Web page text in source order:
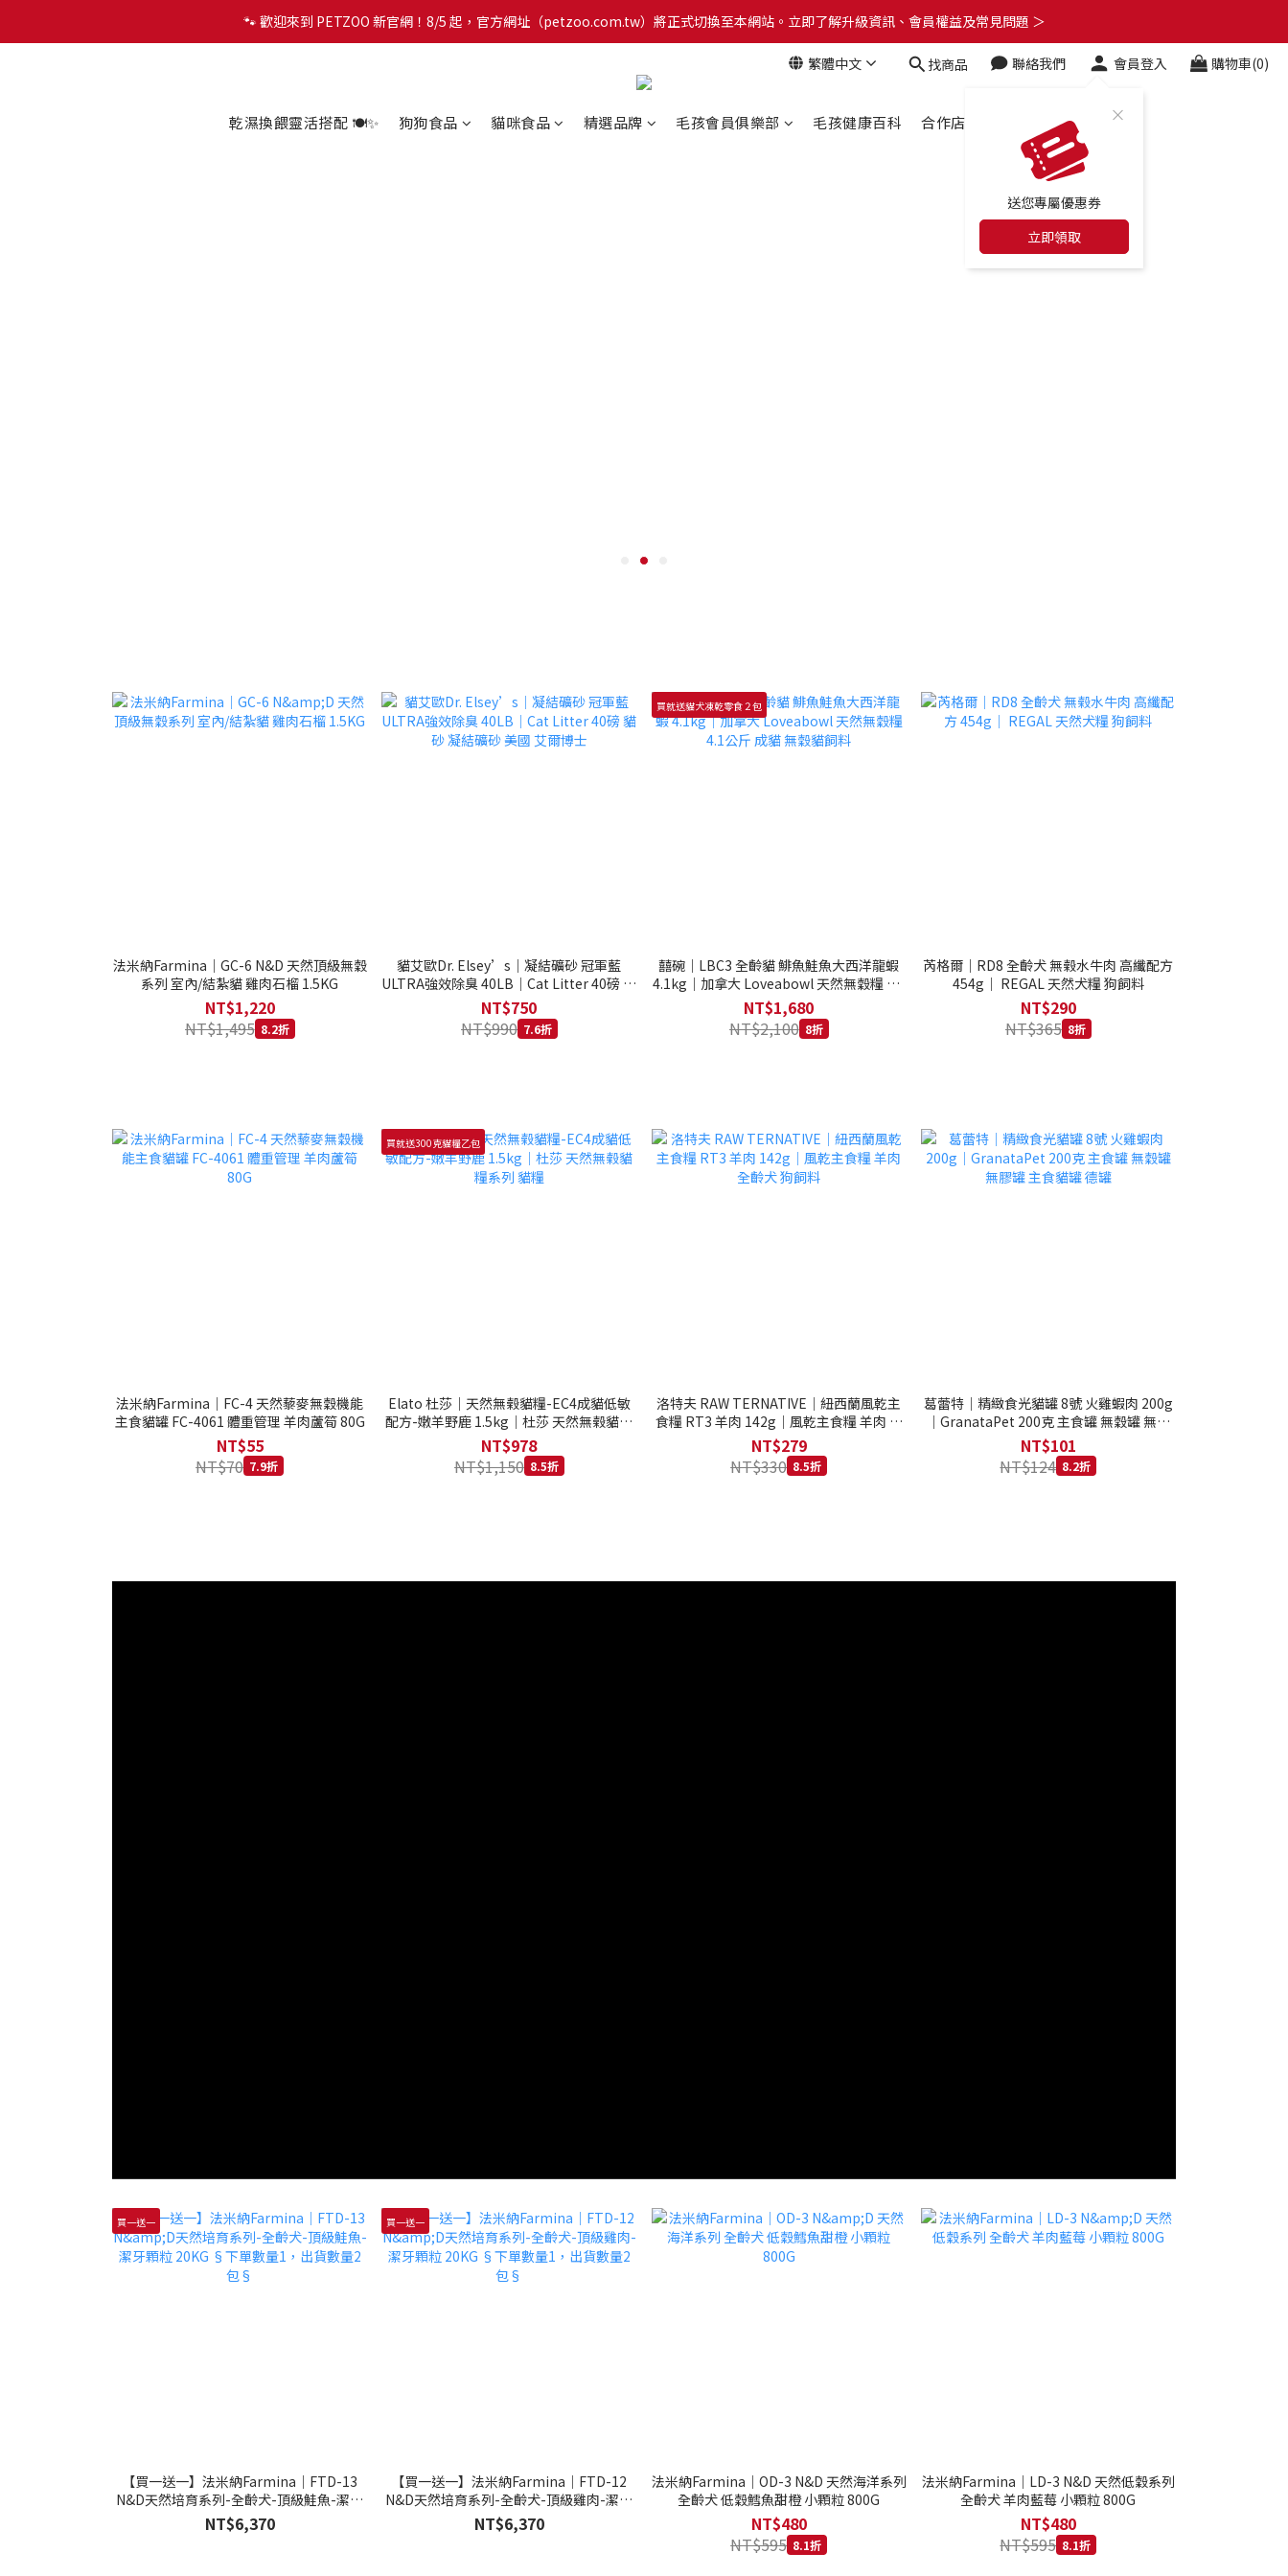
🐾 歡迎來到 PETZOO 新官網！8/5 起，官方網址（petzoo.com.tw）將正式切換至本網站。立即了解升級資訊、會員權益及常見問題 ＞
🐾 歡迎來到 PETZOO 新官網！8/5 起，官方網址（petzoo.com.tw）將正式切換至本網站。立即了解升級資訊、會員權益及常見問題 ＞
✨【新朋友見面禮】現在註冊即領 $100 購物金！全館滿 $1,500 享免運優惠 🎁
繁體中文 找商品 聯絡我們 會員登入
送您專屬優惠券
立即領取
購物車(0)
乾濕換餵靈活搭配 🍽️✨ 狗狗食品 貓咪食品 精選品牌 毛孩會員俱樂部 毛孩健康百科 合作店家 最新消息
法米納Farmina｜GC-6 N&D 天然頂級無穀
系列 室內/結紮貓 雞肉石榴 1.5KG
NT$1,220
NT$1,495 8.2折
貓艾歐Dr. Elsey’s｜凝結礦砂 冠軍藍
ULTRA強效除臭 40LB｜Cat Litter 40磅 貓
砂 凝結礦砂 美國 艾爾博士
NT$750
NT$990 7.6折
買就送貓犬凍乾零食２包
囍碗｜LBC3 全齡貓 鯡魚鮭魚大西洋龍蝦
4.1kg｜加拿大 Loveabowl 天然無穀糧 4.1
公斤 成貓 無穀貓飼料
NT$1,680
NT$2,100 8折
芮格爾｜RD8 全齡犬 無榖水牛肉 高纖配方
454g｜ REGAL 天然犬糧 狗飼料
NT$290
NT$365 8折
法米納Farmina｜FC-4 天然藜麥無穀機能
主食貓罐 FC-4061 體重管理 羊肉蘆筍 80G
NT$55
NT$70 7.9折
買就送300克貓糧乙包
Elato 杜莎｜天然無榖貓糧-EC4成貓低敏
配方-嫩羊野鹿 1.5kg｜杜莎 天然無榖貓糧
系列 貓糧
NT$978
NT$1,150 8.5折
洛特夫 RAW TERNATIVE｜紐西蘭風乾主
食糧 RT3 羊肉 142g｜風乾主食糧 羊肉 全
齡犬 狗飼料
NT$279
NT$330 8.5折
葛蕾特｜精緻食光貓罐 8號 火雞蝦肉 200g
｜GranataPet 200克 主食罐 無穀罐 無膠
罐 主食貓罐 德罐
NT$101
NT$124 8.2折
買一送一
【買一送一】法米納Farmina｜FTD-13
N&D天然培育系列-全齡犬-頂級鮭魚-潔牙
顆粒 20KG §下單數量1，出貨數量2包§
NT$6,370
買一送一
【買一送一】法米納Farmina｜FTD-12
N&D天然培育系列-全齡犬-頂級雞肉-潔牙
顆粒 20KG §下單數量1，出貨數量2包§
NT$6,370
法米納Farmina｜OD-3 N&D 天然海洋系列
全齡犬 低穀鱈魚甜橙 小顆粒 800G
NT$480
NT$595 8.1折
法米納Farmina｜LD-3 N&D 天然低穀系列
全齡犬 羊肉藍莓 小顆粒 800G
NT$480
NT$595 8.1折